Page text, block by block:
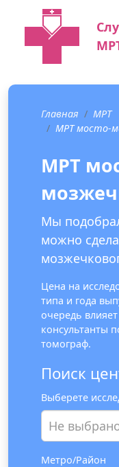
Главная
МРТ
МРТ мосто-
МРТ
Мы
можно
Цена на
типа и года
очередь
консультанты
томограф.
Поиск
Выберете
Не
Метро/Район